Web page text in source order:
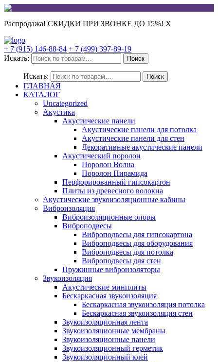
Распродажа! СКИДКИ ПРИ ЗВОНКЕ ДО 15%! X
+ 7 (915) 146-88-84 + 7 (499) 397-89-19
Искать:
Поиск
Искать: Поиск
ГЛАВНАЯ
КАТАЛОГ
Uncategorized
Акустика
Акустические панели
Акустические панели для потолка
Акустические панели для стен
Декоративные акустические панели
Акустический поролон
Поролон Волна
Поролон Пирамида
Перфорированный гипсокартон
Плиты из древесного волокна
Акустические звукоизоляционные кабины
Виброизоляция
Виброизоляционные опоры
Виброподвесы
Виброподвесы для гипсокартона
Виброподвесы для оборудования
Виброподвесы для потолка
Виброподвесы для стен
Пружинные виброизоляторы
Звукоизоляция
Акустические минплиты
Бескаркасная звукоизоляция
Бескаркасная звукоизоляция потолка
Бескаркасная звукоизоляция стен
Звукоизоляционная лента
Звукоизоляционные мембраны
Звукоизоляционные панели
Звукоизоляционный герметик
Звукоизоляционный клей